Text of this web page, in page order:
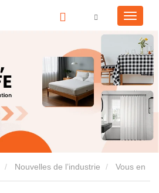
Nouvelles de l’industrie